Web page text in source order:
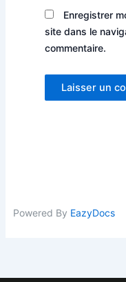
Enregistrer
site dans le
commentaire.
Powered By EazyDocs